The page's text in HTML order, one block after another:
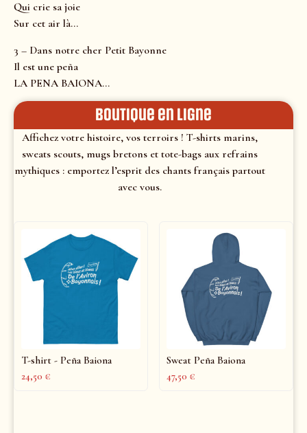
Qui crie sa joie
Sur cet air là…
3 – Dans notre cher Petit Bayonne
Il est une peña
LA PENA BAIONA…
Boutique en ligne
Affichez votre histoire, vos terroirs ! T-shirts marins,
sweats scouts, mugs bretons et tote-bags aux refrains
mythiques : emportez l’esprit des chants français partout
avec vous.
T-shirt - Peña Baiona
24,50 €
Sweat Peña Baiona
47,50 €